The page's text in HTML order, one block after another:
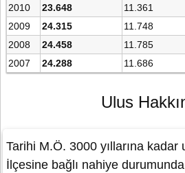
2010
23.648 11.361
2009
24.315 11.748
2008
24.458 11.785
2007
24.288 11.686
Ulus
Tarihi M.Ö. 3000 yıllarına kadar
İlçesine bağlı nahiye